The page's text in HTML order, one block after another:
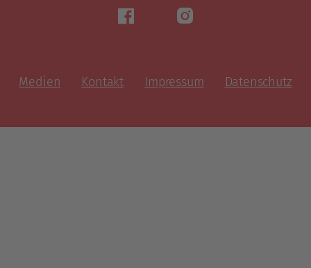
Medien Kontakt Impressum Datenschutz